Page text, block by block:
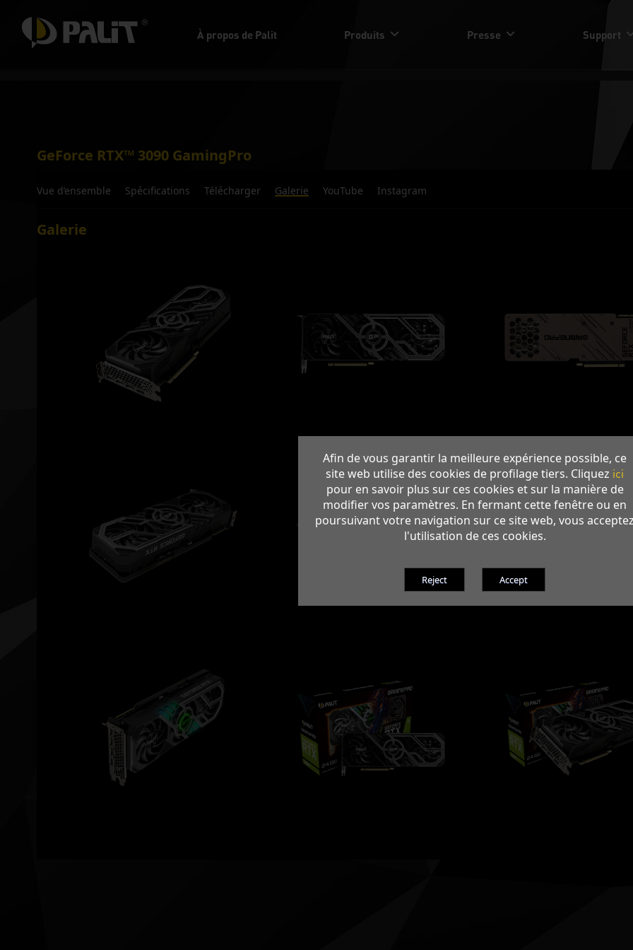
Afin de vous garantir la meilleure expérience possible, ce
site web utilise des cookies de profilage tiers. Cliquez ici
pour en savoir plus sur ces cookies et sur la manière de
modifier vos paramètres. En fermant cette fenêtre ou en
poursuivant votre navigation sur ce site web, vous
l'utilisation de ces cookies.
À propos de Palit Produits Presse Support
GeForce RTX™ 3090 GamingPro
Vue d’ensemble Spécifications Télécharger Galerie YouTube Instagram
Galerie